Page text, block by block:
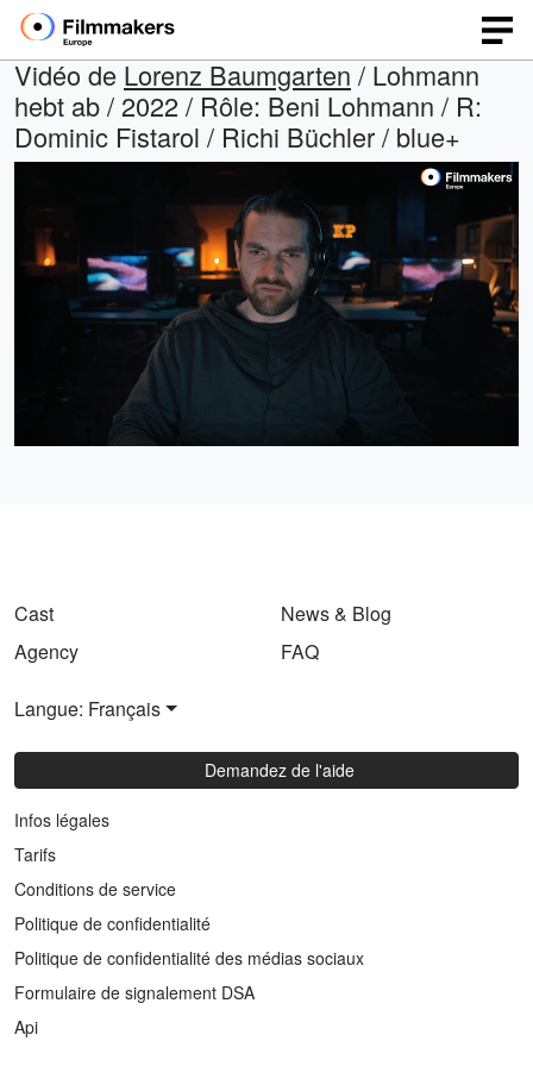
Vidéo de Lorenz Baumgarten / Lohmann
hebt ab / 2022 / Rôle: Beni Lohmann / R:
Dominic Fistarol / Richi Büchler / blue+
Chargé
26.31%
Cast
Agency
News & Blog
FAQ
Langue: Français
Demandez de l'aide
Infos légales
Tarifs
Conditions de service
Politique de confidentialité
Politique de confidentialité des médias sociaux
Formulaire de signalement DSA
Api